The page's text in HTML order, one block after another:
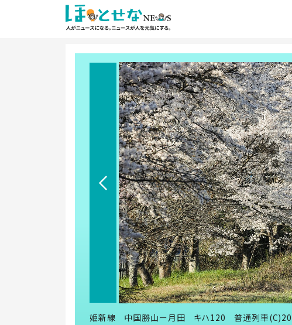
姫新線 中国勝山ー月田 キハ120 普通列車